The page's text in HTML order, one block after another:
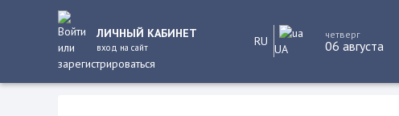
ЛИЧНЫЙ КАБИНЕТ
вход на сайт RU
UA
четверг
06 августа